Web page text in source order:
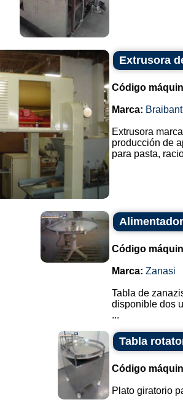
Extrusora
Código
Marca:
Extrusora
producción de
para pasta,
Código
Marca: Zanasi
Tabla de
disponible dos
...
Tabla
Código
Plato giratorio